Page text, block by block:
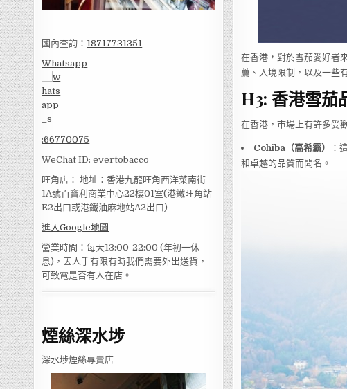
國內查詢： 18717731351
Whatsapp
:66770075
WeChat ID: evertobacco
旺角店： 地址：香港九龍旺角西洋菜南街
1A號百寶利商業中心22樓01室(港鐵旺角站
E2出口或港鐵油麻地站A2出口)
進入Google地圖
營業時間：每天13:00-22:00 (年初一休
息)，因人手有限有時我們需要外出送貨，
可致電是否有人在店。
煙絲深水埗
深水埗煙絲專賣店
在香港，對於雪茄愛好者
薦、入境限制，以及一些
H3: 香港雪茄
在香港，市場上有許多受
Cohiba（高希霸）
：
和卓越的品質而聞名。